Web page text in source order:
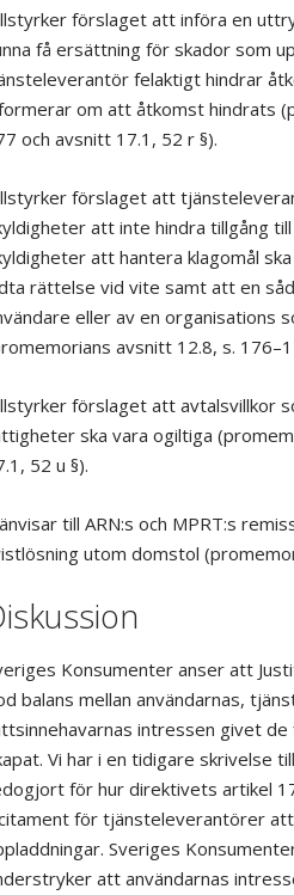
förslaget att införa en
få ersättning för skador som
felaktigt hindrar
om att åtkomst hindrats
och avsnitt 17.1, 52 r §).
förslaget att
att inte hindra tillgång
att hantera klagomål
rättelse vid vite samt att en
eller av en organisations
avsnitt 12.8, s.
förslaget att avtalsvillkor
ska vara ogiltiga
52 u §).
till ARN:s och MPRT:s
utom domstol
Konsumenter anser att
balans mellan användarnas,
intressen givet
Vi har i en tidigare skrivelse
för hur direktivets artikel
för tjänsteleverantörer att
Sveriges
att användarnas